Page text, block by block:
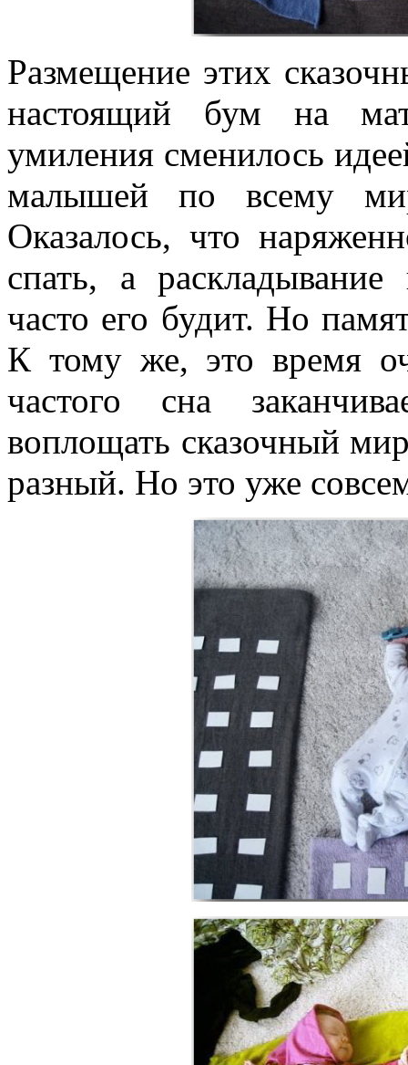
Размещение этих
настоящий бум на
умиления сменилось
малышей по всему
Оказалось, что
спать, а
часто его будит. Но
К тому же, это время
частого сна
воплощать сказочный
разный. Но это уже